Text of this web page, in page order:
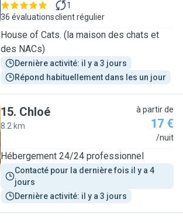
36 évaluations
1
client régulier
House of Cats. (la maison des chats et
des NACs)
Dernière activité: il y a 3 jours
Répond habituellement dans les un jour
15. Chloé
8.2 km
à partir de
17 €
/nuit
Hébergement 24/24 professionnel
Contacté pour la dernière fois il y a 4
jours
Dernière activité: il y a 3 jours